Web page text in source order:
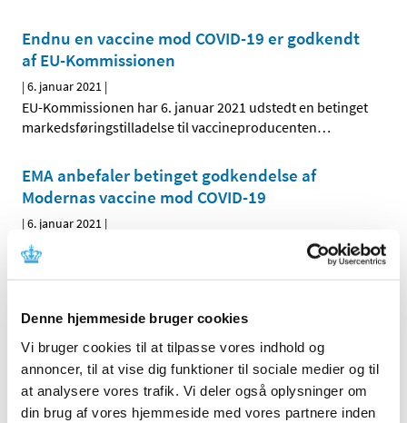
Denne hjemmeside bruger cookies
Vi bruger cookies til at tilpasse vores indhold og
annoncer, til at vise dig funktioner til sociale medier og til
at analysere vores trafik. Vi deler også oplysninger om
din brug af vores hjemmeside med vores partnere inden
Endnu en vaccine mod COVID-19 er godkendt
af EU-Kommissionen
|6. januar 2021 |
EU-Kommissionen har 6. januar 2021 udstedt en betinget
markedsføringstilladelse til vaccineproducenten…
EMA anbefaler betinget godkendelse af
Modernas vaccine mod COVID-19
|6. januar 2021 |
Det europæiske lægemiddelagentur, EMA, har i dag
indstillet til EU-Kommissionen, at der udstedes en …
Forrige 1
Alle (2506)
TID